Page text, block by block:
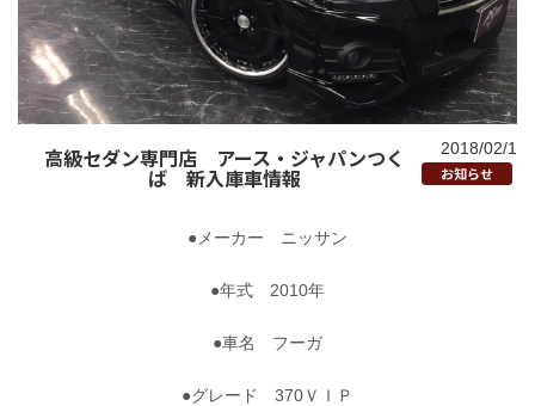
高級セダン専門店 アース・ジャパンつく
ば 新入庫車情報
2018/02/1
お知らせ
●メーカー ニッサン
●年式 2010年
●車名 フーガ
●グレード 370ＶＩＰ